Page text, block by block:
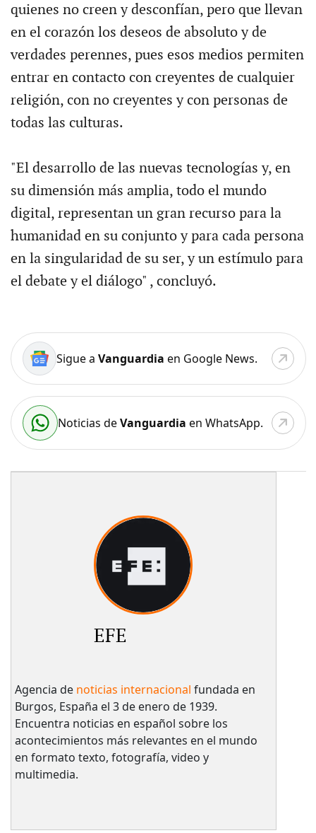
quienes no creen y desconfían, pero que llevan
en el corazón los deseos de absoluto y de
verdades perennes, pues esos medios permiten
entrar en contacto con creyentes de cualquier
religión, con no creyentes y con personas de
todas las culturas.
"El desarrollo de las nuevas tecnologías y, en
su dimensión más amplia, todo el mundo
digital, representan un gran recurso para la
humanidad en su conjunto y para cada persona
en la singularidad de su ser, y un estímulo para
el debate y el diálogo" , concluyó.
Sigue a Vanguardia en Google News.
Noticias deVanguardia en WhatsApp.
EFE
Agencia de noticias internacional fundada en
Burgos, España el 3 de enero de 1939.
Encuentra noticias en español sobre los
acontecimientos más relevantes en el mundo
en formato texto, fotografía, video y
multimedia.